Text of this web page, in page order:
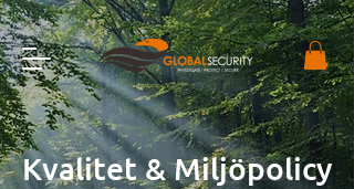
Kvalitet & Miljöpolicy